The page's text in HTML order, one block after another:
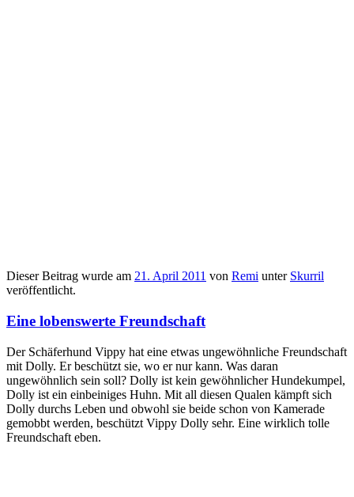
Dieser Beitrag wurde am 21. April 2011 von Remi unter Skurril
veröffentlicht.
Eine lobenswerte Freundschaft
Der Schäferhund Vippy hat eine etwas ungewöhnliche Freundschaft
mit Dolly. Er beschützt sie, wo er nur kann. Was daran
ungewöhnlich sein soll? Dolly ist kein gewöhnlicher Hundekumpel,
Dolly ist ein einbeiniges Huhn. Mit all diesen Qualen kämpft sich
Dolly durchs Leben und obwohl sie beide schon von Kamerade
gemobbt werden, beschützt Vippy Dolly sehr. Eine wirklich tolle
Freundschaft eben.